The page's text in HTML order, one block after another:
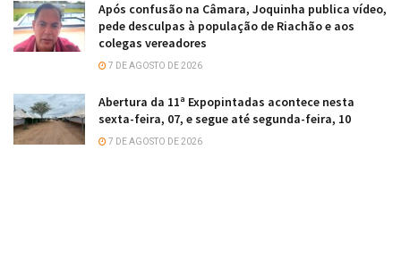
Após confusão na Câmara, Joquinha publica vídeo,
pede desculpas à população de Riachão e aos
colegas vereadores
7 DE AGOSTO DE 2026
Abertura da 11ª Expopintadas acontece nesta
sexta-feira, 07, e segue até segunda-feira, 10
7 DE AGOSTO DE 2026